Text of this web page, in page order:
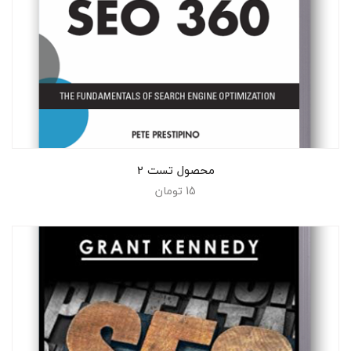
افزودن به سبد خرید
محصول تست 2
15 تومان